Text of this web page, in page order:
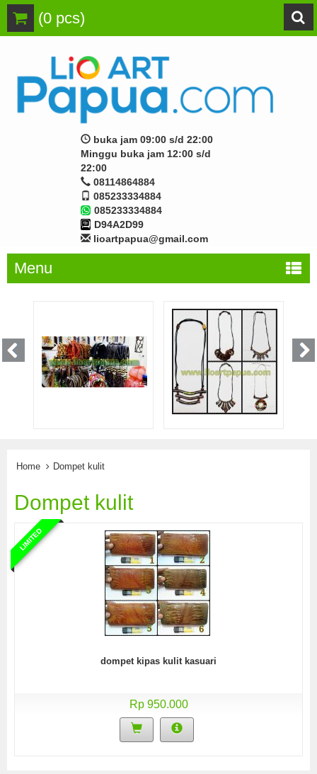
buka jam 09:00 s/d 22:00
Minggu buka jam 12:00 s/d
22:00
08114864884
085233334884
085233334884
D94A2D99
lioartpapua@gmail.com
(0 pcs)
Menu
Home Dompet kulit
Dompet kulit
LIMITED
dompet kipas kulit kasuari
Rp 950.000